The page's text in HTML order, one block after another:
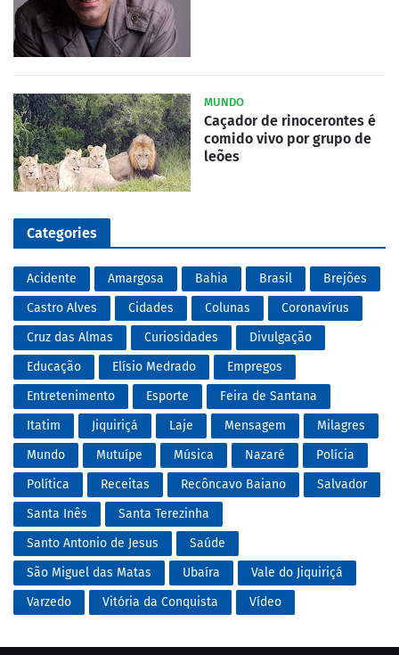
MUNDO
Caçador de rinocerontes é
comido vivo por grupo de
leões
Categories
Acidente Amargosa Bahia Brasil
Brejões
Castro Alves
Cidades Colunas
Coronavírus
Cruz das Almas
Curiosidades
Divulgação
Educação
Elísio Medrado
Empregos
Entretenimento
Esporte
Feira de Santana
Itatim
Jiquiriçá Laje Mensagem
Milagres
Mundo
Mutuípe Música Nazaré
Polícia
Política
Receitas Recôncavo Baiano
Salvador
Santa Inês
Santa Terezinha
Santo Antonio de Jesus
Saúde
São Miguel das Matas
Ubaíra
Vale do Jiquiriçá
Varzedo
Vitória da Conquista Vídeo